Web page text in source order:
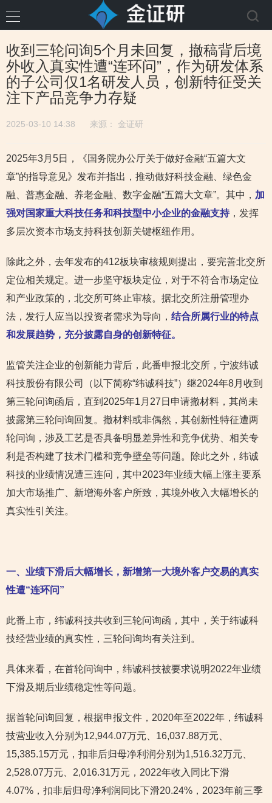
收到三轮问询5个月未回复，撤稿背后境
外收入真实性遭“连环问”，作为研发体系
的子公司仅1名研发人员，创新特征受关
注下产品竞争力存疑
2025-03-10 14:38 来源： 金证研
2025年3月5日，《国务院办公厅关于做好金融“五篇大文
章”的指导意见》发布并指出，推动做好科技金融、绿色金
融、普惠金融、养老金融、数字金融“五篇大文章”。其中， 加
强对国家重大科技任务和科技型中小企业的金融支持，发挥
多层次资本市场支持科技创新关键枢纽作用。
除此之外，去年发布的412板块审核规则提出，要完善北交所
定位相关规定。进一步坚守板块定位，对于不符合市场定位
和产业政策的，北交所可终止审核。据北交所注册管理办
法，发行人应当以投资者需求为导向， 结合所属行业的特点
和发展趋势，充分披露自身的创新特征。
监管关注企业的创新能力背后，此番申报北交所，宁波纬诚
科技股份有限公司（以下简称“纬诚科技”）继2024年8月收到
第三轮问询函后，直到2025年1月27日申请撤材料，其尚未
披露第三轮问询回复。撤材料或非偶然，其创新性特征遭两
轮问询，涉及工艺是否具备明显差异性和竞争优势、相关专
利是否构建了技术门槛和竞争壁垒等问题。除此之外，纬诚
科技的业绩情况遭三连问，其中2023年业绩大幅上涨主要系
加大市场推广、新增海外客户所致，其境外收入大幅增长的
真实性引关注。
一、业绩下滑后大幅增长，新增第一大境外客户交易的真实
性遭“连环问”
此番上市，纬诚科技共收到三轮问询函，其中，关于纬诚科
技经营业绩的真实性，三轮问询均有关注到。
具体来看，在首轮问询中，纬诚科技被要求说明2022年业绩
下滑及期后业绩稳定性等问题。
据首轮问询回复，根据申报文件，2020年至2022年，纬诚科
技营业收入分别为12,944.07万元、16,037.88万元、
15,385.15万元，扣非后归母净利润分别为1,516.32万元、
2,528.07万元、2,016.31万元，2022年收入同比下滑
4.07%，扣非后归母净利润同比下滑20.24%，2023年前三季